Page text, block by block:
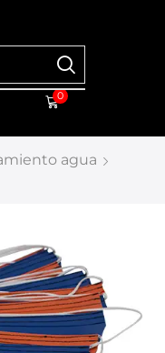
0
agua